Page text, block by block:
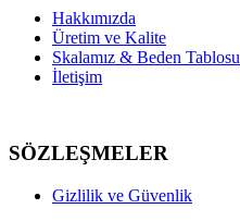
Hakkımızda
Üretim ve Kalite
Skalamız & Beden Tablosu
İletişim
SÖZLEŞMELER
Gizlilik ve Güvenlik